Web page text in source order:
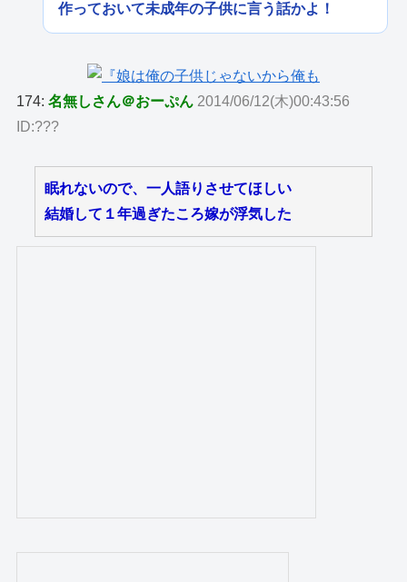
作っておいて未成年の子供に言う話かよ！
174:名無しさん＠おーぷん 2014/06/12(木)00:43:56
ID:???
眠れないので、一人語りさせてほしい
結婚して１年過ぎたころ嫁が浮気した